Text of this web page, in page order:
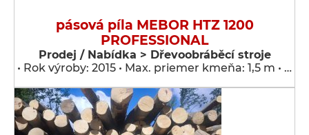
pásová píla MEBOR HTZ 1200
PROFESSIONAL
Prodej / Nabídka > Dřevoobráběcí stroje
• Rok výroby: 2015 • Max. priemer kmeňa: 1,5 m • …